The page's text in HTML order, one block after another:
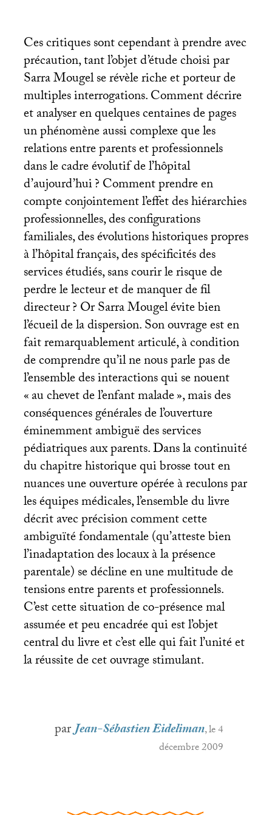
Ces critiques sont cependant à prendre avec
précaution, tant l’objet d’étude choisi par
Sarra Mougel se révèle riche et porteur de
multiples interrogations. Comment décrire
et analyser en quelques centaines de pages
un phénomène aussi complexe que les
relations entre parents et professionnels
dans le cadre évolutif de l’hôpital
d’aujourd’hui? Comment prendre en
compte conjointement l’effet des hiérarchies
professionnelles, des configurations
familiales, des évolutions historiques propres
à l’hôpital français, des spécificités des
services étudiés, sans courir le risque de
perdre le lecteur et de manquer de fil
directeur? Or Sarra Mougel évite bien
l’écueil de la dispersion. Son ouvrage est en
fait remarquablement articulé, à condition
de comprendre qu’il ne nous parle pas de
l’ensemble des interactions qui se nouent
«au chevet de l’enfant malade», mais des
conséquences générales de l’ouverture
éminemment ambiguë des services
pédiatriques aux parents. Dans la continuité
du chapitre historique qui brosse tout en
nuances une ouverture opérée à reculons par
les équipes médicales, l’ensemble du livre
décrit avec précision comment cette
ambiguïté fondamentale (qu’atteste bien
l’inadaptation des locaux à la présence
parentale) se décline en une multitude de
tensions entre parents et professionnels.
C’est cette situation de co-présence mal
assumée et peu encadrée qui est l’objet
central du livre et c’est elle qui fait l’unité et
la réussite de cet ouvrage stimulant.
parJean-Sébastien Eideliman, le 4
décembre 2009